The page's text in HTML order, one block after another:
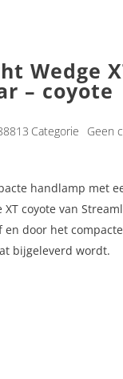
Wedge
– coyote
Categorie Geen
handlamp met
XT coyote van
door het
bijgeleverd wordt.